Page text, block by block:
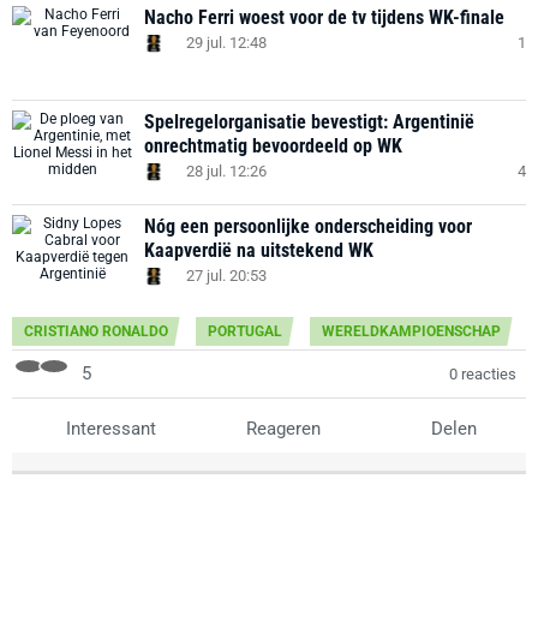
Nacho Ferri woest voor de tv tijdens WK-finale
29 jul. 12:48 1
Spelregelorganisatie bevestigt: Argentinië
onrechtmatig bevoordeeld op WK
28 jul. 12:26 4
Nóg een persoonlijke onderscheiding voor
Kaapverdië na uitstekend WK
27 jul. 20:53
CRISTIANO RONALDO PORTUGAL WERELDKAMPIOENSCHAP
5 0 reacties
Interessant Reageren Delen